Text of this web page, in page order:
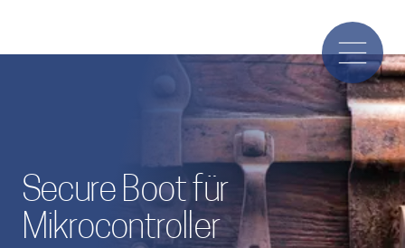
Secure Boot für
Mikrocontroller